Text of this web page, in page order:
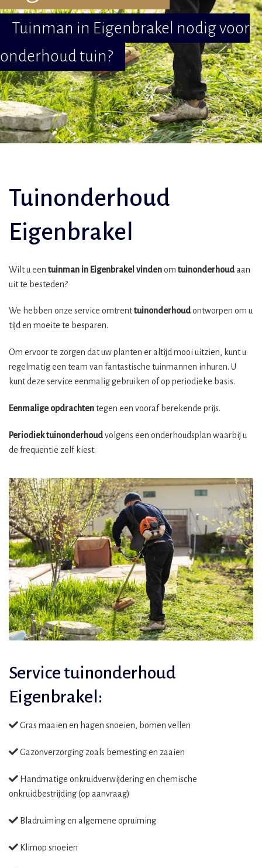
Tuinman in Eigenbrakel nodig voor
onderhoud tuin?
Tuinonderhoud
Eigenbrakel
Wilt u een tuinman in Eigenbrakel vindenom tuinonderhoudaan
uit te besteden?
We hebben onze service omtrenttuinonderhoudontworpen om u
tijd en moeite te besparen.
Om ervoor te zorgen dat uw planten er altijd mooi uitzien, kunt u
regelmatig een team van fantastische tuinmannen inhuren. U
kunt deze service eenmalig gebruiken of op periodieke basis.
Eenmalige opdrachtentegen een vooraf berekende prijs.
Periodiek tuinonderhoudvolgens een onderhoudsplan waarbij u
de frequentie zelf kiest.
Service tuinonderhoud
Eigenbrakel:
Gras maaien en hagen snoeien, bomen vellen
Gazonverzorging zoals bemesting en zaaien
Handmatige onkruidverwijdering en chemische
onkruidbestrijding (op aanvraag)
Bladruiming en algemene opruiming
Klimop snoeien